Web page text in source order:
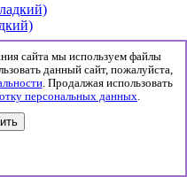
сайта мы используем файлы
данный сайт, пожалуйста,
. Продалжая использовать
персональных данных.